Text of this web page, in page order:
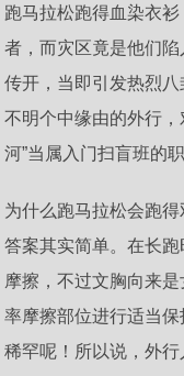
跑马拉松跑得血染衣
者，而灾区竟是他们
传开，当即引发热烈
不明个中缘由的外行
河”当属入门扫盲班的
为什么跑马拉松会跑
答案其实简单。在长
摩擦，不过文胸向来
率摩擦部位进行适当保
稀罕呢！所以说，外